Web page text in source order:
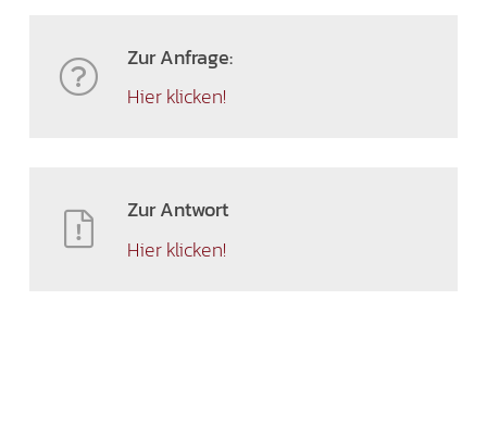
Zur Anfrage:
Hier klicken!
Zur Antwort
Hier klicken!